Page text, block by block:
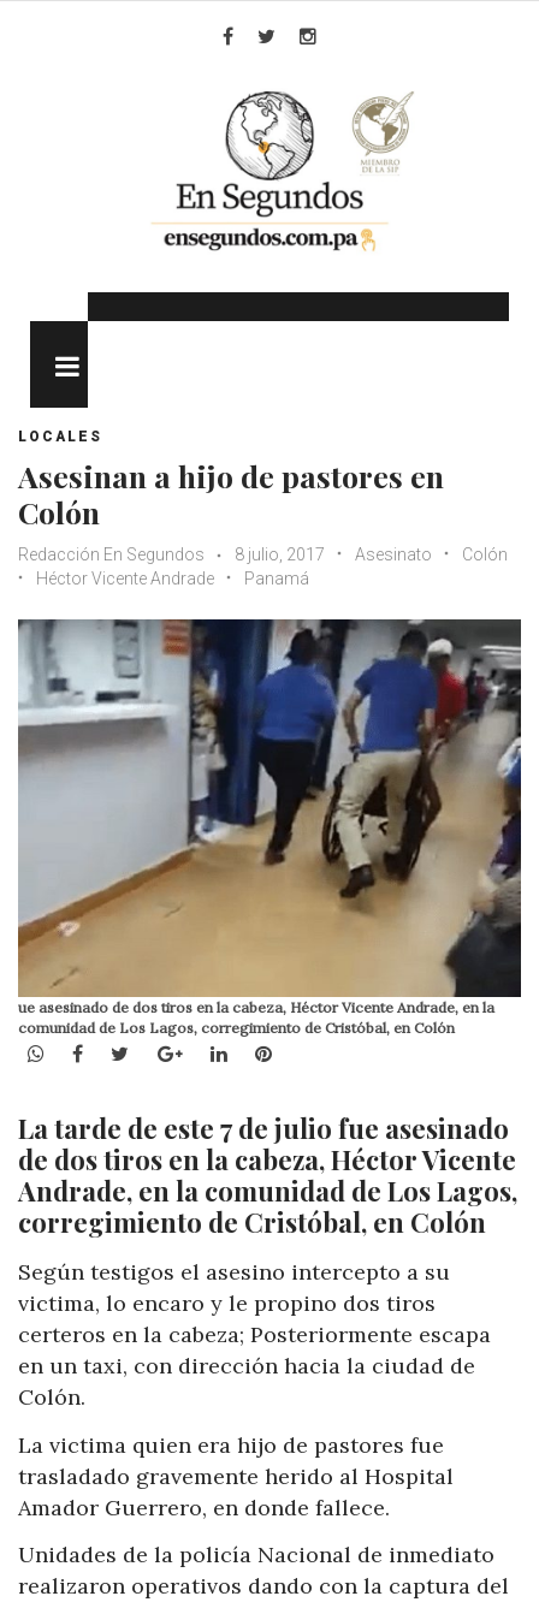
LOCALES
Asesinan a hijo de pastores en
Colón
Redacción En Segundos 8 julio, 2017 Asesinato
Colón
Héctor Vicente Andrade
Panamá
ue asesinado de dos tiros en la cabeza, Héctor Vicente Andrade, en la
comunidad de Los Lagos, corregimiento de Cristóbal, en Colón
WhatsApp
Facebook
TwitterGoogle+LinkedInPinterest
La tarde de este 7 de julio fue asesinado
de dos tiros en la cabeza, Héctor Vicente
Andrade, en la comunidad de Los Lagos,
corregimiento de Cristóbal, en Colón
Según testigos el asesino intercepto a su
victima, lo encaro y le propino dos tiros
certeros en la cabeza; Posteriormente escapa
en un taxi, con dirección hacia la ciudad de
Colón.
La victima quien era hijo de pastores fue
trasladado gravemente herido al Hospital
Amador Guerrero, en donde fallece.
Unidades de la policía Nacional de inmediato
realizaron operativos dando con la captura del